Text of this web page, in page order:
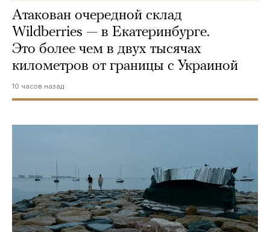
Атакован очередной склад
Wildberries — в Екатеринбурге.
Это более чем в двух тысячах
километров от границы с Украиной
10 часов назад